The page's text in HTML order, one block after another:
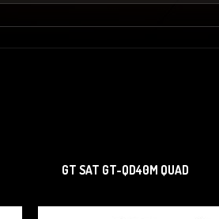
GT SAT GT-QD40M QUAD